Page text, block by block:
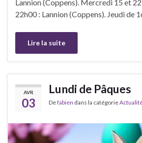
Lannion (Coppens). Mercredi 15 et
22h00 : Lannion (Coppens). Jeudi de
Lire la suite
AVR
03
Lundi de Pâques
Defabien dans la catégorie